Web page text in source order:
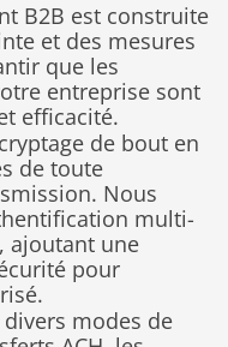
B2B est construite
et des mesures
que les
entreprise sont
efficacité.
de bout en
de toute
Nous
multi-
ajoutant une
pour
modes de